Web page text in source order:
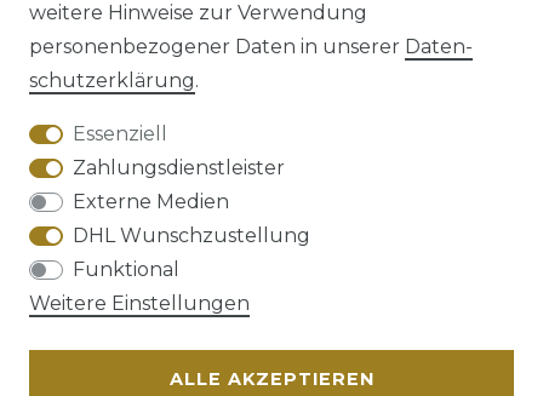
AGB Barrierefreiheitserklärung
Widerrufs­recht
weitere Hinweise zur Verwendung
personenbezogener Daten in unserer Daten­
schutz­erklärung.
Essenziell
Zahlungsdienstleister
Externe Medien
DHL Wunschzustellung
Funktional
Weitere Einstellungen
ALLE AKZEPTIEREN